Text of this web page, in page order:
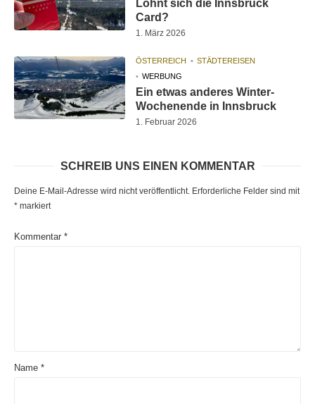
Lohnt sich die Innsbruck
Card?
1. März 2026
ÖSTERREICH
STÄDTEREISEN
WERBUNG
Ein etwas anderes Winter-
Wochenende in Innsbruck
1. Februar 2026
SCHREIB UNS EINEN KOMMENTAR
Deine E-Mail-Adresse wird nicht veröffentlicht. Erforderliche Felder sind mit
* markiert
Kommentar *
Name *